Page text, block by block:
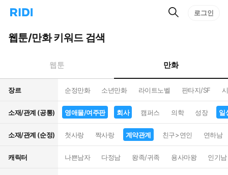
리
홈
으
턴
트
검
로그인
웹툰/만화 키워드 검색
웹툰 만화
장르 순정만화 소년만화 라이트노벨 판타지/SF
소재/관계 (공통) 영애물/여주판 회사 캠퍼스 의학 성장 일
소재/관계 (순정) 첫사랑 짝사랑 계약관계 친구>연인 연하남
캐릭터 나쁜남자 다정남 왕족/귀족 용사마왕 인기남